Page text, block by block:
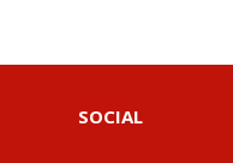
SOCIAL